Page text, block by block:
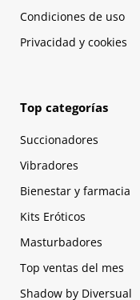
Condiciones de uso
Privacidad y cookies
Top categorías
Succionadores
Vibradores
Bienestar y farmacia
Kits Eróticos
Masturbadores
Top ventas del mes
Shadow by Diversual